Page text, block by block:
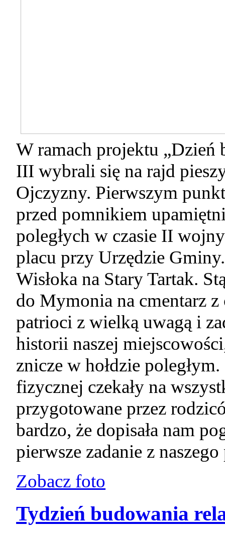
W ramach projektu „Dzień
III wybrali się na rajd
Ojczyzny. Pierwszym
przed pomnikiem
poległych w czasie II
placu przy Urzędzie
Wisłoka na Stary Tartak.
do Mymonia na cmentarz
patrioci z wielką uwagą i
historii naszej
znicze w hołdzie
fizycznej czekały na
przygotowane przez
bardzo, że dopisała nam
pierwsze zadanie z
Zobacz foto
Tydzień budowania